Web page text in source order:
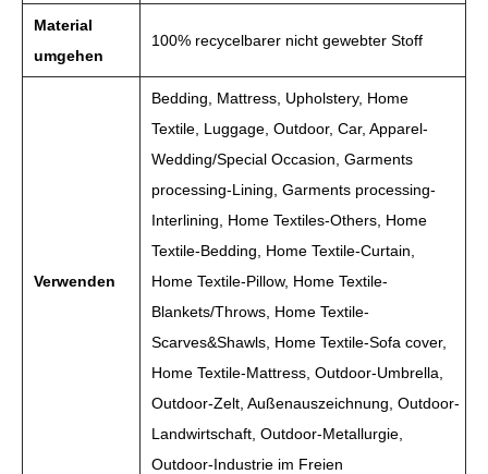
Material
umgehen
100% recycelbarer nicht gewebter Stoff
Verwenden
Bedding, Mattress, Upholstery, Home
Textile, Luggage, Outdoor, Car, Apparel-
Wedding/Special Occasion, Garments
processing-Lining, Garments processing-
Interlining, Home Textiles-Others, Home
Textile-Bedding, Home Textile-Curtain,
Home Textile-Pillow, Home Textile-
Blankets/Throws, Home Textile-
Scarves&Shawls, Home Textile-Sofa cover,
Home Textile-Mattress, Outdoor-Umbrella,
Outdoor-Zelt, Außenauszeichnung, Outdoor-
Landwirtschaft, Outdoor-Metallurgie,
Outdoor-Industrie im Freien